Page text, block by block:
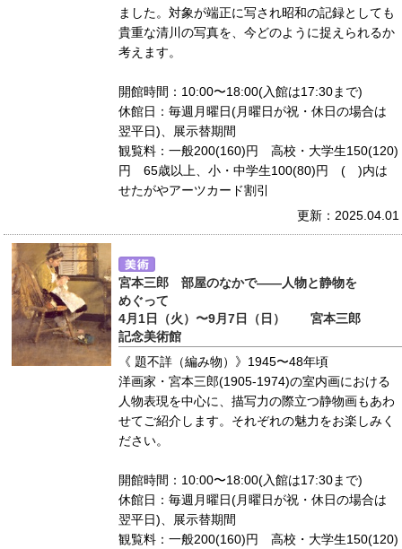
ました。対象が端正に写され昭和の記録としても
貴重な清川の写真を、今どのように捉えられるか
考えます。
開館時間：10:00〜18:00(入館は17:30まで)
休館日：毎週月曜日(月曜日が祝・休日の場合は
翌平日)、展示替期間
観覧料：一般200(160)円 高校・大学生150(120)
円 65歳以上、小・中学生100(80)円 ( )内は
せたがやアーツカード割引
更新：2025.04.01
宮本三郎 部屋のなかで――人物と静物を
めぐって
4月1日（火）〜9月7日（日） 宮本三郎
記念美術館
《 題不詳（編み物）》1945〜48年頃
洋画家・宮本三郎(1905-1974)の室内画における
人物表現を中心に、描写力の際立つ静物画もあわ
せてご紹介します。それぞれの魅力をお楽しみく
ださい。
開館時間：10:00〜18:00(入館は17:30まで)
休館日：毎週月曜日(月曜日が祝・休日の場合は
翌平日)、展示替期間
観覧料：一般200(160)円 高校・大学生150(120)